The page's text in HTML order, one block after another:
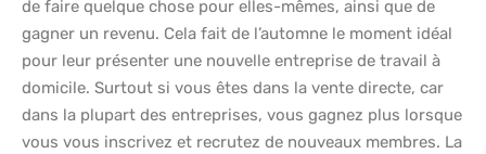
de faire quelque chose pour elles-mêmes, ainsi que de
gagner un revenu. Cela fait de l’automne le moment idéal
pour leur présenter une nouvelle entreprise de travail à
domicile. Surtout si vous êtes dans la vente directe, car
dans la plupart des entreprises, vous gagnez plus lorsque
vous vous inscrivez et recrutez de nouveaux membres. La